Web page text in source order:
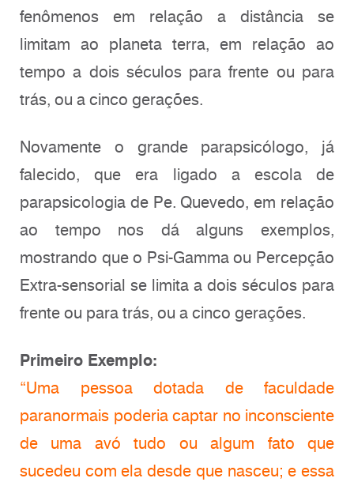
fenômenos em relação a distância se
limitam ao planeta terra, em relação ao
tempo a dois séculos para frente ou para
trás, ou a cinco gerações.
Novamente o grande parapsicólogo, já
falecido, que era ligado a escola de
parapsicologia de Pe. Quevedo, em relação
ao tempo nos dá alguns exemplos,
mostrando que o Psi-Gamma ou Percepção
Extra-sensorial se limita a dois séculos para
frente ou para trás, ou a cinco gerações.
Primeiro Exemplo:
“Uma pessoa dotada de faculdade
paranormais poderia captar no inconsciente
de uma avó tudo ou algum fato que
sucedeu com ela desde que nasceu; e essa